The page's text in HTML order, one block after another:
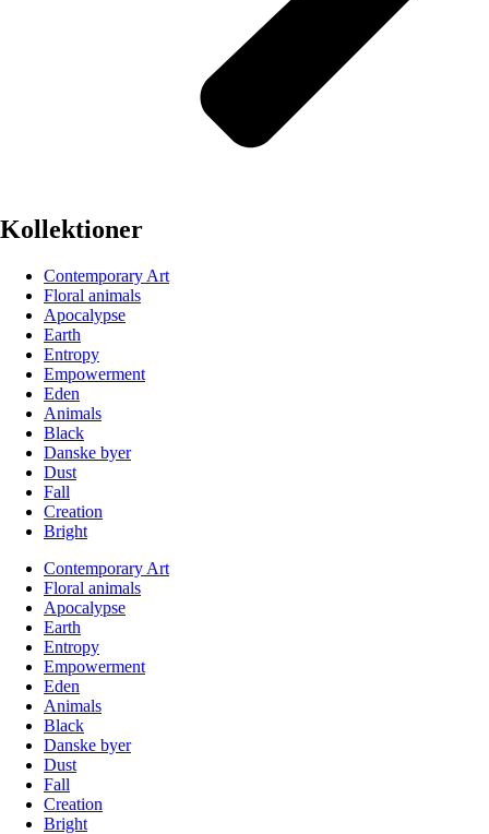
Kollektioner
Contemporary Art
Floral animals
Apocalypse
Earth
Entropy
Empowerment
Eden
Animals
Black
Danske byer
Dust
Fall
Creation
Bright
Contemporary Art
Floral animals
Apocalypse
Earth
Entropy
Empowerment
Eden
Animals
Black
Danske byer
Dust
Fall
Creation
Bright